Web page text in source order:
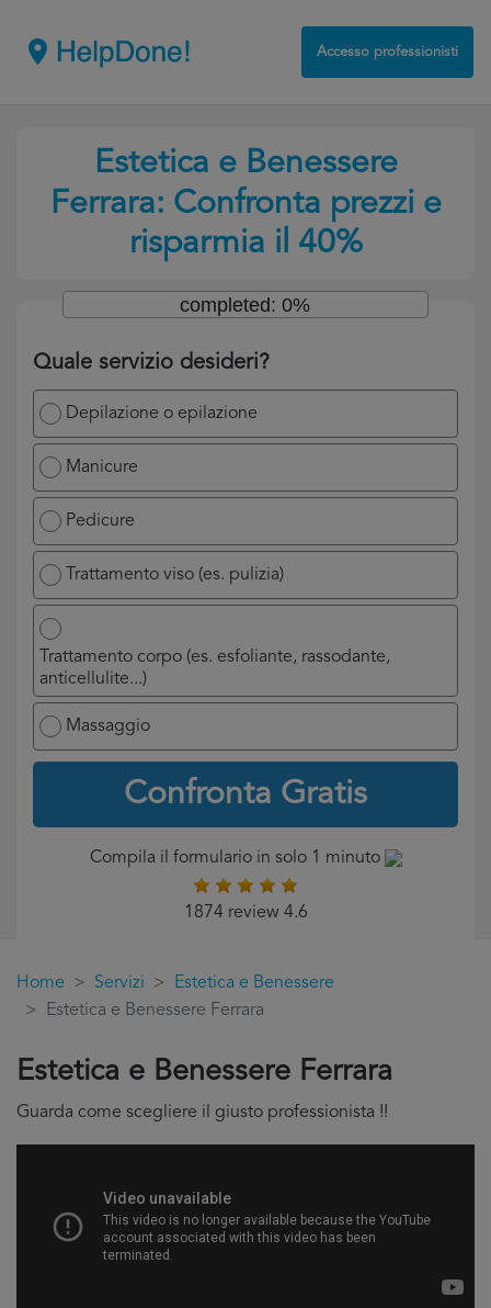
Accesso professionisti
Estetica e Benessere
Ferrara: Confronta prezzi e
risparmia il 40%
Quale servizio desideri?
Depilazione o epilazione
Manicure
Pedicure
Trattamento viso (es. pulizia)
Trattamento corpo (es. esfoliante, rassodante,
anticellulite...)
Massaggio
Confronta Gratis
completed: 0%
Compila il formulario in solo 1 minuto
1874 review 4.6
Home Servizi
Estetica e Benessere
Estetica e Benessere Ferrara
Estetica e Benessere Ferrara
Guarda come scegliere il giusto professionista !!